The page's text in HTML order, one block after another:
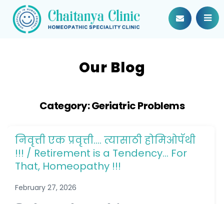
Our Blog
Category:Geriatric Problems
निवृत्ती एक प्रवृत्ती…. त्यासाठी होमिओपॅथी
!!! / Retirement is a Tendency… For
That, Homeopathy !!!
February 27, 2026